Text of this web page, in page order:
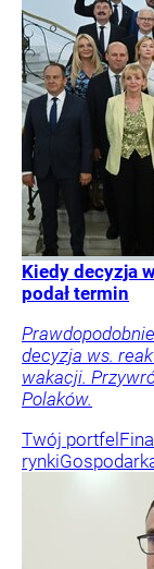
Kiedy decyzja
podał termin
decyzja ws.
wakacji.
Polaków.
Twój portfel
rynki